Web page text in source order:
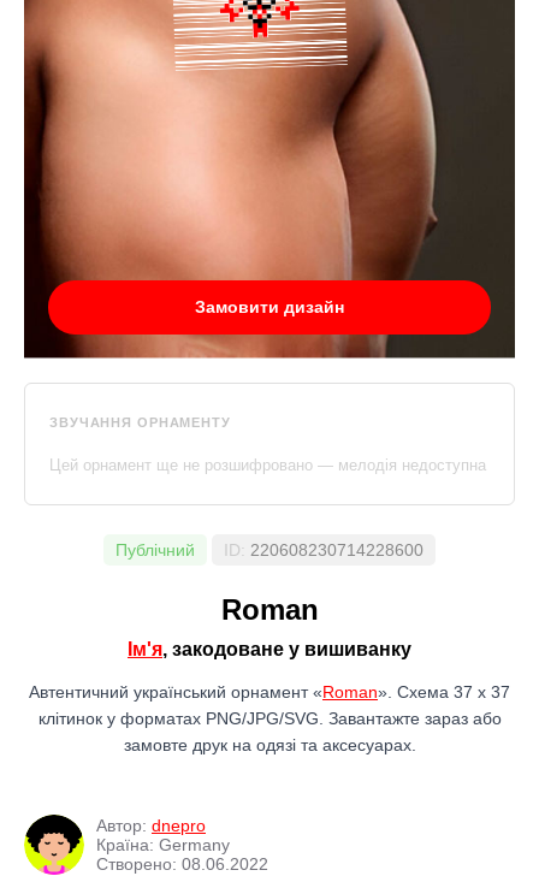
Замовити дизайн
ЗВУЧАННЯ ОРНАМЕНТУ
Цей орнамент ще не розшифровано — мелодія недоступна
Публічний ID: 220608230714228600
Roman
Ім'я, закодоване у вишиванку
Автентичний український орнамент «Roman». Схема 37 x 37
клітинок у форматах PNG/JPG/SVG. Завантажте зараз або
замовте друк на одязі та аксесуарах.
Автор: dnepro
Країна: Germany
Створено: 08.06.2022